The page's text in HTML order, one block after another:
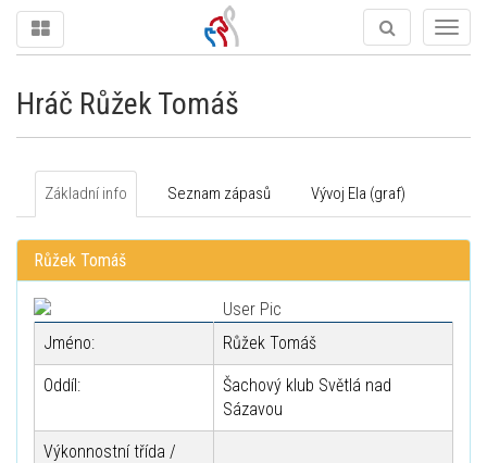
Hráč Růžek Tomáš
Základní info Seznam zápasů Vývoj Ela (graf)
Růžek Tomáš
Jméno: Růžek Tomáš
Oddíl:
Šachový klub Světlá nad
Sázavou
Výkonnostní třída /